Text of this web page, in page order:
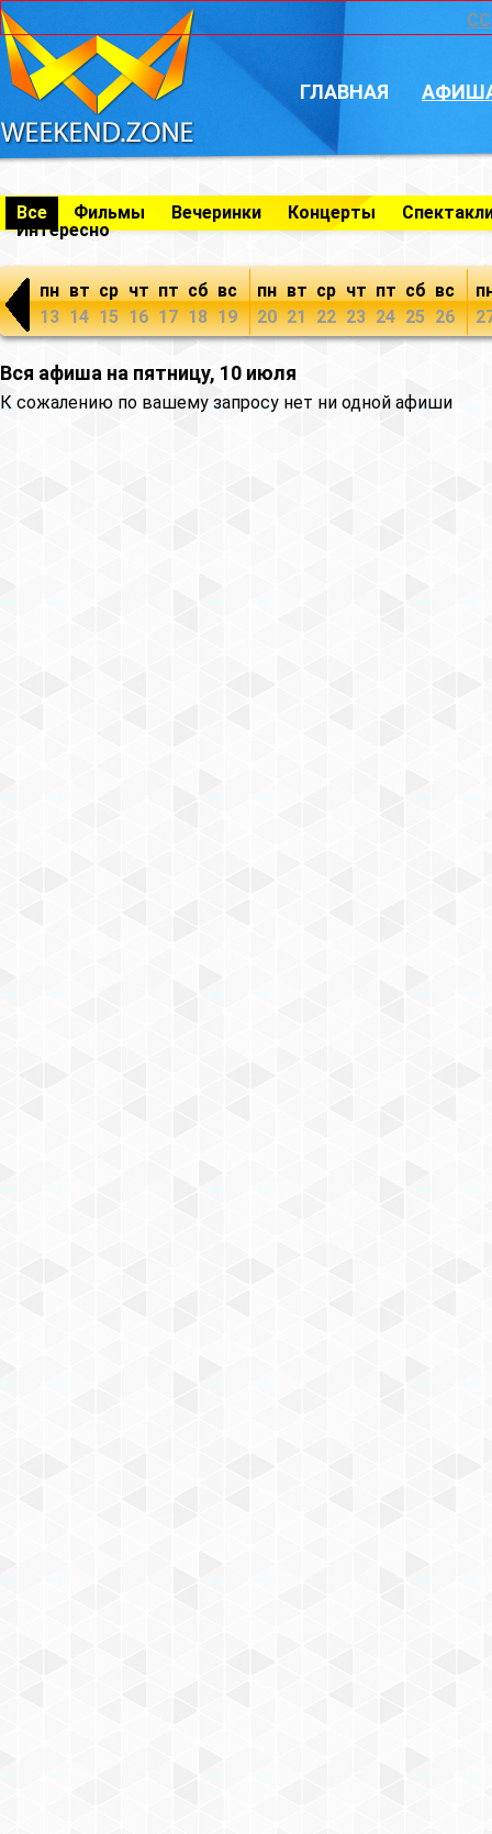
ГЛАВНАЯ
Все Фильмы Вечеринки Концерты
Интересно
пн
13
вт
14
ср
15
чт
16
пт
17
сб
18
вс
19
пн
20
вт
21
ср
22
чт
23
пт
24
сб
25
вс
26
Вся афиша на пятницу, 10 июля
К сожалению по вашему запросу нет ни одной афиши